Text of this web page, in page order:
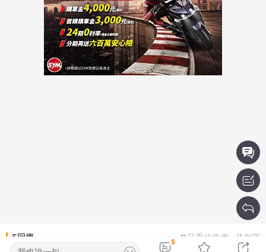
5回復 倒序
只看此作者
5